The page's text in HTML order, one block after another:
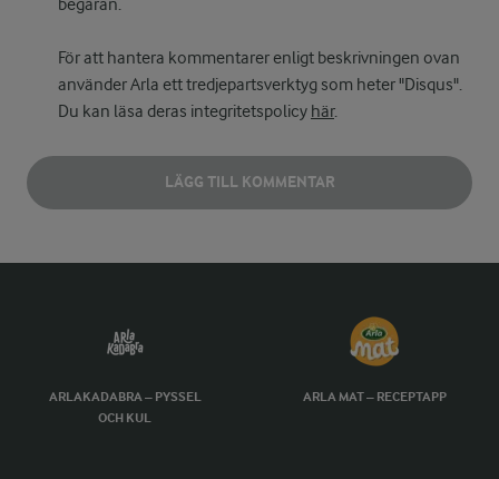
begäran.
För att hantera kommentarer enligt beskrivningen ovan
använder Arla ett tredjepartsverktyg som heter "Disqus".
Du kan läsa deras integritetspolicy här.
LÄGG TILL KOMMENTAR
ARLAKADABRA – PYSSEL
OCH KUL
ARLA MAT – RECEPTAPP